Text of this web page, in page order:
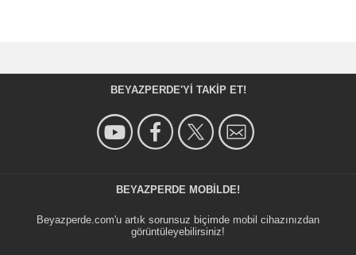
BEYAZPERDE'YI TAKIP ET!
BEYAZPERDE MOBILDE!
Beyazperde.com'u artık sorunsuz biçimde mobil cihazınızdan
görüntüleyebilirsiniz!